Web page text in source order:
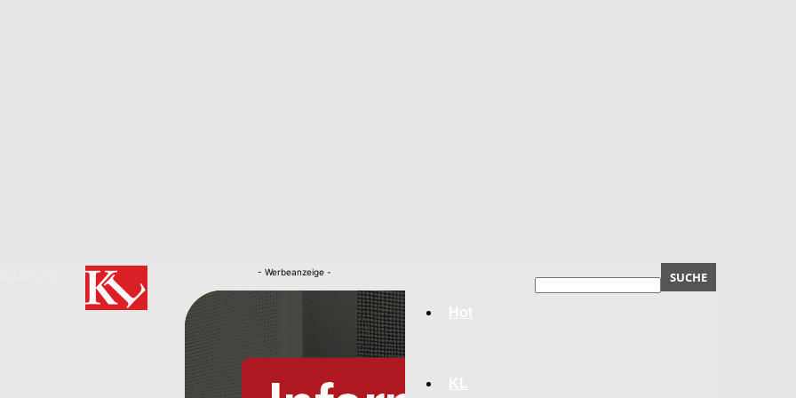
Kaiserslautern
- Werbeanzeige -